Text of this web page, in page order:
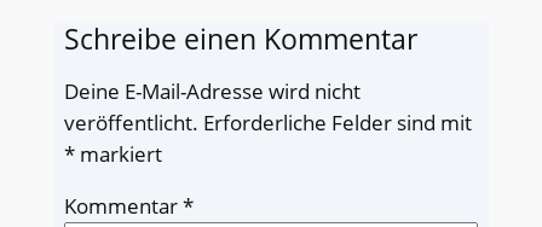
Schreibe einen Kommentar
Deine E-Mail-Adresse wird nicht
veröffentlicht. Erforderliche Felder sind mit
*markiert
Kommentar*